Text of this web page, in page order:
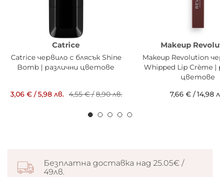
Catrice
Catrice червило с блясък Shine
Bomb | различни цветове
3,06 € /5,98 лв. 4,55 €/8,90 лв.
Makeup
Makeup Revolution
Whipped Lip Crème |
цветове
7,66 € /14,98
Безплатна доставка над 25.05€ /
49лв.